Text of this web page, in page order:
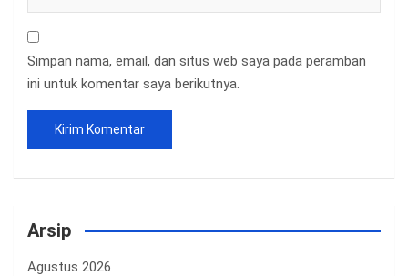
Simpan nama, email, dan situs web saya pada peramban
ini untuk komentar saya berikutnya.
Arsip
Agustus 2026